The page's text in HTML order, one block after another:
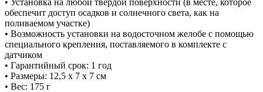
обеспечит доступ осадков и солнечного света, как на
поливаемом участке)
• Возможность установки на водосточном желобе с помощью
специального крепления, поставляемого в комплекте с
датчиком
• Гарантийный срок: 1 год
• Размеры: 12,5 х 7 х 7 см
• Вес: 175 г